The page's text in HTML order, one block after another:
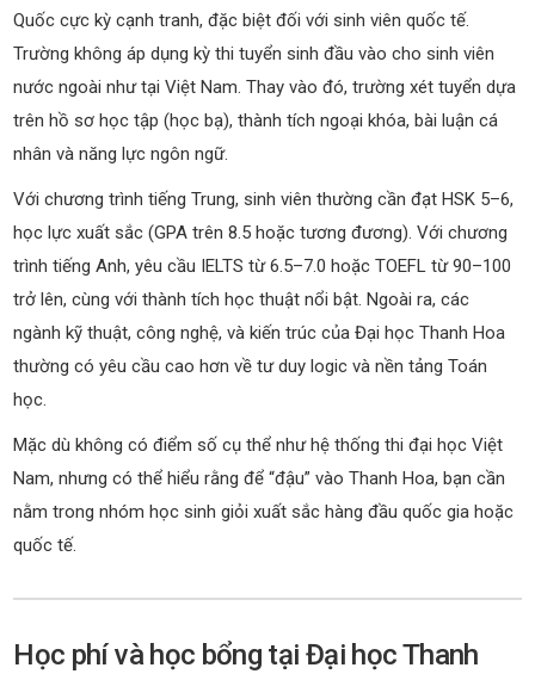
Quốc cực kỳ cạnh tranh, đặc biệt đối với sinh viên quốc tế.
Trường không áp dụng kỳ thi tuyển sinh đầu vào cho sinh viên
nước ngoài như tại Việt Nam. Thay vào đó, trường xét tuyển dựa
trên hồ sơ học tập (học bạ), thành tích ngoại khóa, bài luận cá
nhân và năng lực ngôn ngữ.
Với chương trình tiếng Trung, sinh viên thường cần đạt HSK 5–6,
học lực xuất sắc (GPA trên 8.5 hoặc tương đương). Với chương
trình tiếng Anh, yêu cầu IELTS từ 6.5–7.0 hoặc TOEFL từ 90–100
trở lên, cùng với thành tích học thuật nổi bật. Ngoài ra, các
ngành kỹ thuật, công nghệ, và kiến trúc của Đại học Thanh Hoa
thường có yêu cầu cao hơn về tư duy logic và nền tảng Toán
học.
Mặc dù không có điểm số cụ thể như hệ thống thi đại học Việt
Nam, nhưng có thể hiểu rằng để “đậu” vào Thanh Hoa, bạn cần
nằm trong nhóm học sinh giỏi xuất sắc hàng đầu quốc gia hoặc
quốc tế.
Học phí và học bổng tại Đại học Thanh